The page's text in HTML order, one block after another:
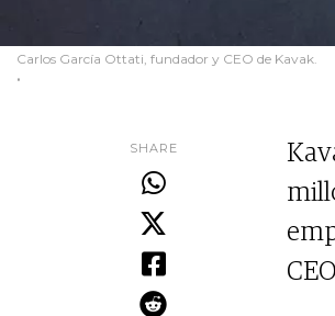
Carlos García Ottati, fundador y CEO de Kavak.
.
SHARE